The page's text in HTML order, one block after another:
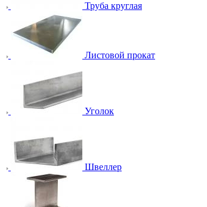
Труба круглая
Листовой прокат
Уголок
Швеллер